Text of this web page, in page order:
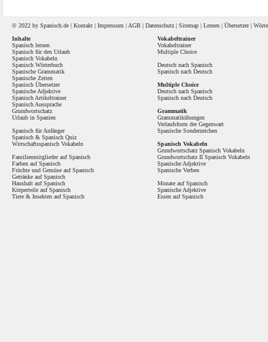
© 2022 by Spanisch .de | Kontakt | Impressum | AGB | Datenschutz | Sitemap | Lernen | Übersetzer|
Inhalte
Spanisch lernen
Spanisch für den Urlaub
Spanisch Vokabeln
Spanisch Wörterbuch
Spanische Grammatik
Spanische Zeiten
Spanisch Übersetzer
Spanische Adjektive
Spanisch Artikeltrainer
Spanisch Aussprache
Grundwortschatz
Urlaub in Spanien
Spanisch für Anfänger
Spanisch & Spanisch Quiz
Wirtschaftsspanisch Vokabeln
Familienmitglieder auf Spanisch
Farben auf Spanisch
Früchte und Gemüse auf Spanisch
Getränke auf Spanisch
Haushalt auf Spanisch
Körperteile auf Spanisch
Tiere & Insekten auf Spanisch
Vokabeltrainer
Vokabeltrainer
Multiple Choice
Deutsch nach Spanisch
Spanisch nach Deutsch
Multiple Choice
Deutsch nach Spanisch
Spanisch nach Deutsch
Grammatik
Grammatikübungen
Verlaufsform der Gegenwart
Spanische Sonderzeichen
Spanisch Vokabeln
Grundwortschatz Spanisch Vokabeln
Grundwortschatz II Spanisch Vokabeln
Spanische Adjektive
Spanische Verben
Monate auf Spanisch
Spanische Adjektive
Essen auf Spanisch